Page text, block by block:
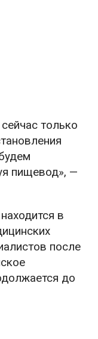
только
пищевод», —
в
после
до